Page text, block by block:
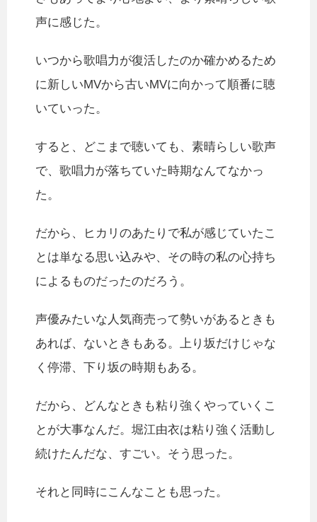
声に感じた。
いつから歌唱力が復活したのか確かめるため
に新しいMVから古いMVに向かって順番に聴
いていった。
すると、どこまで聴いても、素晴らしい歌声
で、歌唱力が落ちていた時期なんてなかっ
た。
だから、ヒカリのあたりで私が感じていたこ
とは単なる思い込みや、その時の私の心持ち
によるものだったのだろう。
声優みたいな人気商売って勢いがあるときも
あれば、ないときもある。上り坂だけじゃな
く停滞、下り坂の時期もある。
だから、どんなときも粘り強くやっていくこ
とが大事なんだ。堀江由衣は粘り強く活動し
続けたんだな、すごい。そう思った。
それと同時にこんなことも思った。